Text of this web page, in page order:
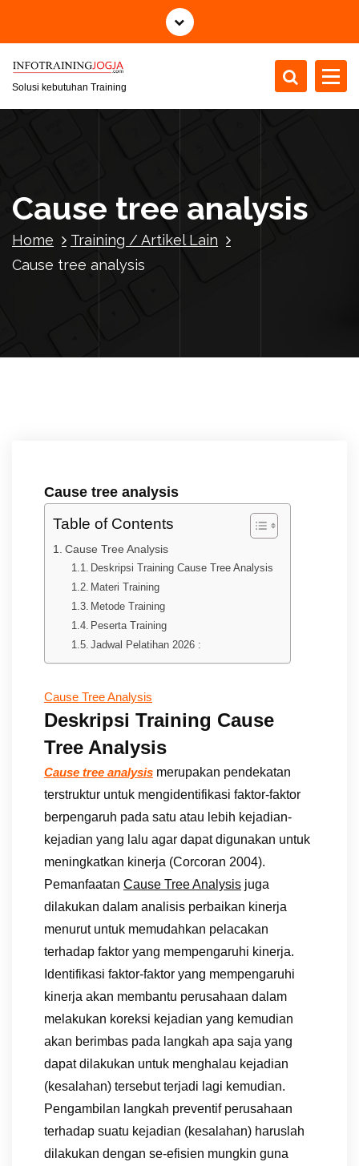
i
Solusi kebutuhan Training
Cause tree analysis
Home
Training / Artikel Lain
Cause tree analysis
Cause tree analysis
Table of Contents
Cause Tree Analysis
Deskripsi Training Cause Tree Analysis
Materi Training
Metode Training
Peserta Training
Jadwal Pelatihan 2026 :
Cause Tree Analysis
Deskripsi Training Cause
Tree Analysis
Cause tree analysis merupakan pendekatan
terstruktur untuk mengidentifikasi faktor-faktor
berpengaruh pada satu atau lebih kejadian-
kejadian yang lalu agar dapat digunakan untuk
meningkatkan kinerja (Corcoran 2004).
Pemanfaatan Cause Tree Analysis juga
dilakukan dalam analisis perbaikan kinerja
menurut untuk memudahkan pelacakan
terhadap faktor yang mempengaruhi kinerja.
Identifikasi faktor-faktor yang mempengaruhi
kinerja akan membantu perusahaan dalam
melakukan koreksi kejadian yang kemudian
akan berimbas pada langkah apa saja yang
dapat dilakukan untuk menghalau kejadian
(kesalahan) tersebut terjadi lagi kemudian.
Pengambilan langkah preventif perusahaan
terhadap suatu kejadian (kesalahan) haruslah
dilakukan dengan se-efisien mungkin guna